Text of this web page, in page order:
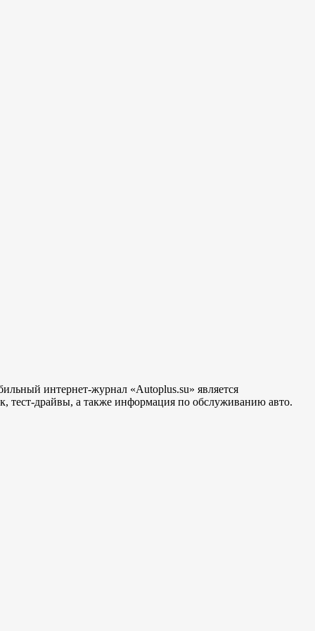
интернет-журнал «Autoplus.su» является
тест-драйвы, а также информация по обслуживанию авто.